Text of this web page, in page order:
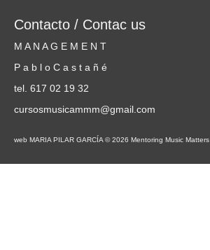
Contacto / Contac us
M A N A G E M E N T
P a b l o C a s t a ñ é
tel. 617 02 19 32
cursosmusicammm@gmail.com
web MARIA PILAR GARCÍA © 2026 Mentoring Music Matters